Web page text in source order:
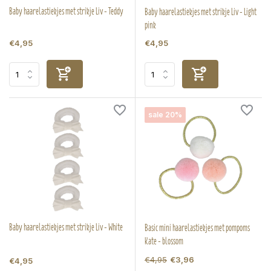
Baby haarelastiekjes met strikje Liv - Teddy
€4,95
Baby haarelastiekjes met strikje Liv - Light
pink
€4,95
Baby haarelastiekjes met strikje Liv - White
€4,95
sale 20%
Basic mini haarelastiekjes met pompoms
Kate - blossom
€4,95 €3,96